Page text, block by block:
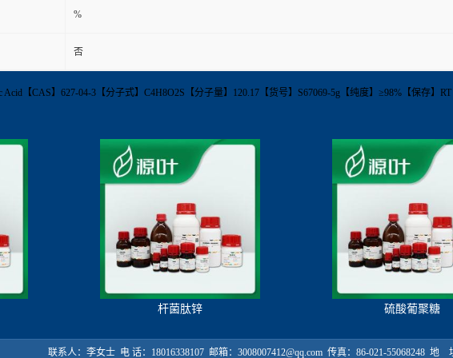
%
否
【CAS】627-04-3【分子式】C4H8O2S【分子量】120.17【货号】S67069-5g【纯度】≥98%【保存】
杆菌肽锌 硫酸葡聚糖
联系人：李女士 电 话：18016338107 邮箱：3008007412@qq.com 传真：86-021-55068248 地